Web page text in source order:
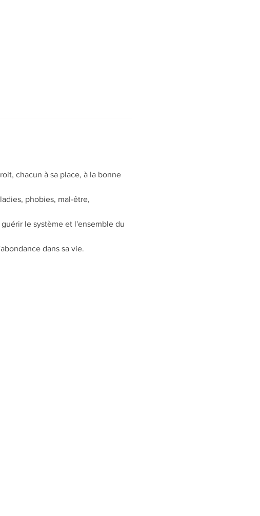
chacun à sa place, à la bonne
phobies, mal-être,
le système et l'ensemble du
dans sa vie.